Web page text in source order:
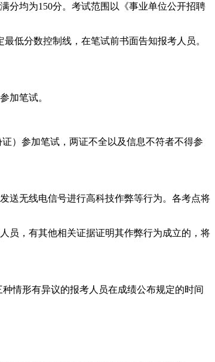
分均为150分。考试范围以《事业单位公开招聘
低分数控制线，在笔试前书面告知报考人员。
加笔试。
）参加笔试，两证不全以及信息不符者不得参
送无线电信号进行高科技作弊等行为。各考点将
员，有其他相关证据证明其作弊行为成立的，将
情形有异议的报考人员在成绩公布规定的时间